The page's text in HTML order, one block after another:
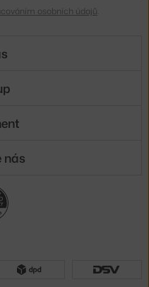
osobních údajů
nás